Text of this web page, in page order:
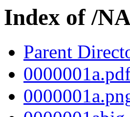
Index of /
Parent